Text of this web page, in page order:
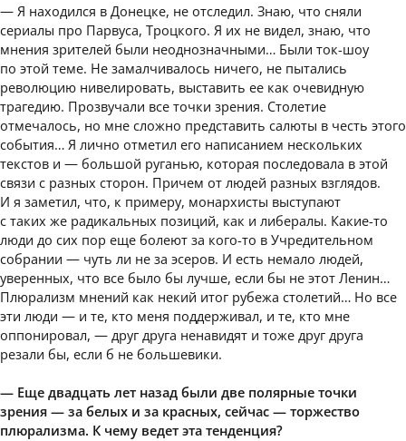
— Я находился в Донецке, не отследил. Знаю, что сняли
сериалы про Парвуса, Троцкого. Я их не видел, знаю, что
мнения зрителей были неоднозначными… Были ток-шоу
по этой теме. Не замалчивалось ничего, не пытались
революцию нивелировать, выставить ее как очевидную
трагедию. Прозвучали все точки зрения. Столетие
отмечалось, но мне сложно представить салюты в честь этого
события… Я лично отметил его написанием нескольких
текстов и — большой руганью, которая последовала в этой
связи с разных сторон. Причем от людей разных взглядов.
И я заметил, что, к примеру, монархисты выступают
с таких же радикальных позиций, как и либералы. Какие-то
люди до сих пор еще болеют за кого-то в Учредительном
собрании — чуть ли не за эсеров. И есть немало людей,
уверенных, что все было бы лучше, если бы не этот Ленин…
Плюрализм мнений как некий итог рубежа столетий… Но все
эти люди — и те, кто меня поддерживал, и те, кто мне
оппонировал, — друг друга ненавидят и тоже друг друга
резали бы, если б не большевики.
— Еще двадцать лет назад были две полярные точки
зрения — за белых и за красных, сейчас — торжество
плюрализма. К чему ведет эта тенденция?